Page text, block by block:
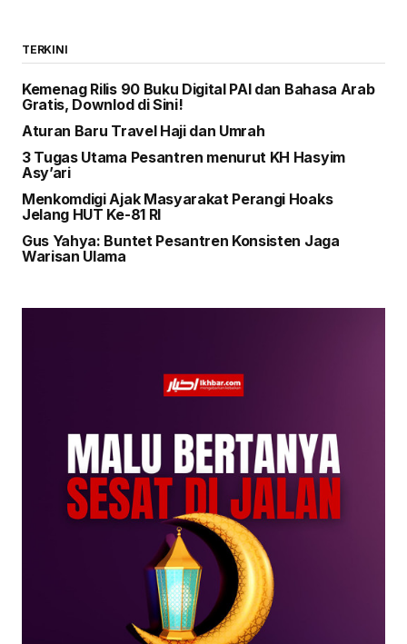
TERKINI
Kemenag Rilis 90 Buku Digital PAI dan Bahasa Arab
Gratis, Downlod di Sini!
Aturan Baru Travel Haji dan Umrah
3 Tugas Utama Pesantren menurut KH Hasyim
Asy’ari
Menkomdigi Ajak Masyarakat Perangi Hoaks
Jelang HUT Ke-81 RI
Gus Yahya: Buntet Pesantren Konsisten Jaga
Warisan Ulama